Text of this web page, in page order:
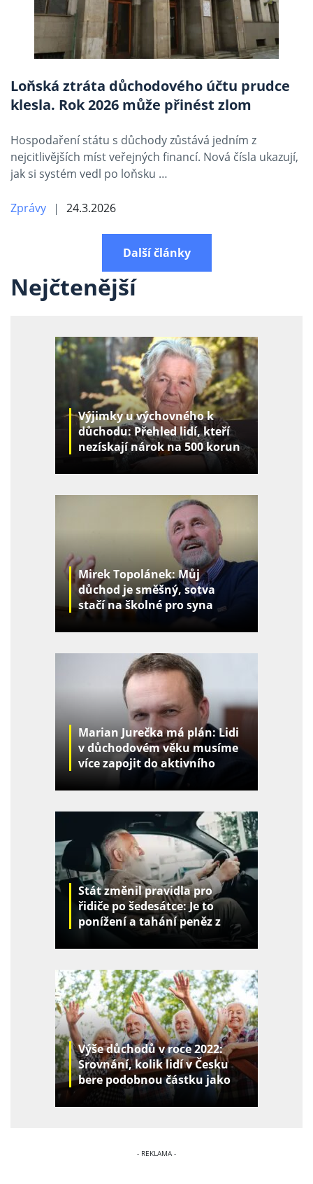
Loňská ztráta důchodového účtu prudce
klesla. Rok 2026 může přinést zlom
Hospodaření státu s důchody zůstává jedním z
nejcitlivějších míst veřejných financí. Nová čísla ukazují,
jak si systém vedl po loňsku …
Zprávy 24.3.2026
Další články
Nejčtenější
Výjimky u výchovného k
důchodu: Přehled lidí, kteří
nezískají nárok na 500 korun
za děti
Mirek Topolánek: Můj
důchod je směšný, sotva
stačí na školné pro syna
Marian Jurečka má plán: Lidi
v důchodovém věku musíme
více zapojit do aktivního
Stát změnil pravidla pro
řidiče po šedesátce: Je to
ponížení a tahání peněz z
Výše důchodů v roce 2022:
Srovnání, kolik lidí v Česku
bere podobnou částku jako